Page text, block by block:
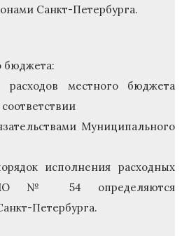
Санкт-Петербурга.
бюджета:
расходов местного бюджета
Муниципального
исполнения расходных
МО № 54 определяются
Петербурга.